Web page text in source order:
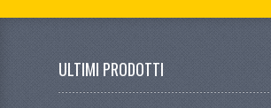
ULTIMI PRODOTTI